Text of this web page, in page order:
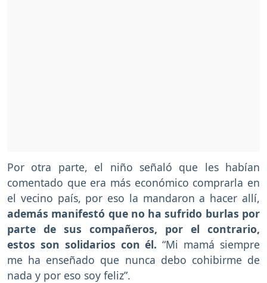
Por otra parte, el niño señaló que les habían
comentado que era más económico comprarla en
el vecino país, por eso la mandaron a hacer allí,
además manifestó que no ha sufrido burlas por
parte de sus compañeros, por el contrario,
estos son solidarios con él. “Mi mamá siempre
me ha enseñado que nunca debo cohibirme de
nada y por eso soy feliz”.